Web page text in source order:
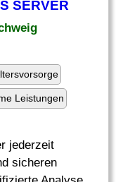
SERVER
Leistungen
jederzeit
sicheren